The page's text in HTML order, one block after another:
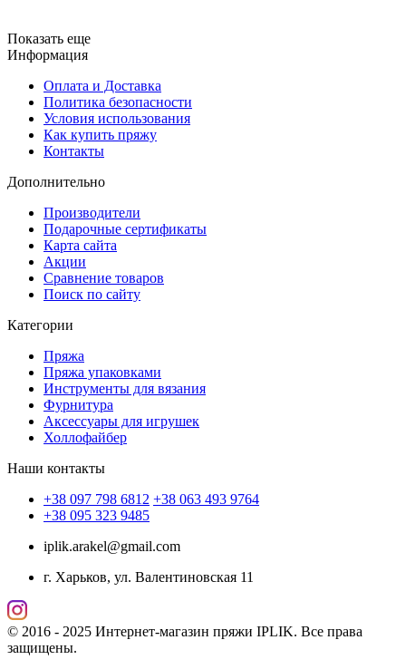
Показать еще
Информация
Оплата и Доставка
Политика безопасности
Условия использования
Как купить пряжу
Контакты
Дополнительно
Производители
Подарочные сертификаты
Карта сайта
Акции
Сравнение товаров
Поиск по сайту
Категории
Пряжа
Пряжа упаковками
Инструменты для вязания
Фурнитура
Аксессуары для игрушек
Холлофайбер
Наши контакты
+38 097 798 6812 +38 063 493 9764
+38 095 323 9485
iplik.arakel@gmail.com
г. Харьков, ул. Валентиновская 11
© 2016 - 2025 Интернет-магазин пряжи IPLIK. Все права
защищены.